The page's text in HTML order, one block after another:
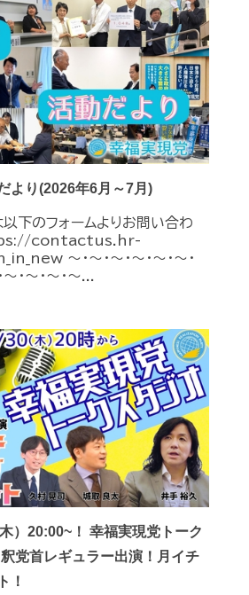
より(2026年6月～7月)
以下のフォームよりお問い合わ
contactus.hr-
～・～・～・～・～・～・
～・～・～・～...
）20:00~！ 幸福実現党トーク
党首レギュラー出演！月イチ
！